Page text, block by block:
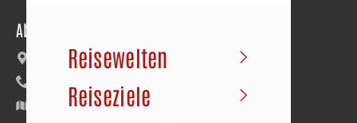
Reisewelten
Reiseziele
Abfahrt der Busse
Maybachstraße 22 | Gewerbegebiet Süd
Google Maps